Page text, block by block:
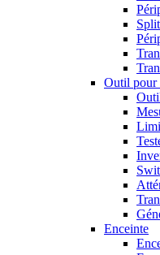
Outil pour
Enceinte